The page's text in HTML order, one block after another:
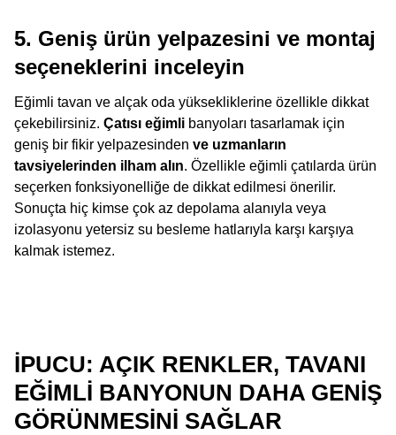
5. Geniş ürün yelpazesini ve montaj
seçeneklerini inceleyin
Eğimli tavan ve alçak oda yüksekliklerine özellikle dikkat
çekebilirsiniz. Çatısı eğimli banyoları tasarlamak için
geniş bir fikir yelpazesinden ve uzmanların
tavsiyelerinden ilham alın. Özellikle eğimli çatılarda ürün
seçerken fonksiyonelliğe de dikkat edilmesi önerilir.
Sonuçta hiç kimse çok az depolama alanıyla veya
izolasyonu yetersiz su besleme hatlarıyla karşı karşıya
kalmak istemez.
İPUCU: AÇIK RENKLER, TAVANI
EĞIMLI BANYONUN DAHA GENIŞ
GÖRÜNMESINI SAĞLAR